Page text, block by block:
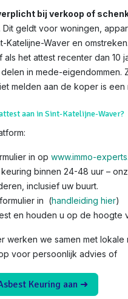
bij verkoop of
. Dit geldt voor woningen,
Katelijne-Waver en
als het attest recenter dan 10
in mede-eigendommen.
melden aan de koper is een
aan in Sint-Katelijne-Waver?
in op www.immo-
binnen 24-48 uur –
inclusief uw buurt.
in (handleiding hier)
en houden u op de hoogte
werken we samen met
voor persoonlijk advies of
Keuring aan ➜